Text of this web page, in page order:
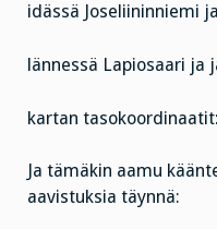
idässä Joseliininniemi
lännessä Lapiosaari ja
kartan
Ja tämäkin aamu
aavistuksia täynnä: